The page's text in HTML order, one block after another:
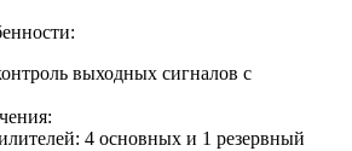
выходных сигналов с
4 основных и 1 резервный